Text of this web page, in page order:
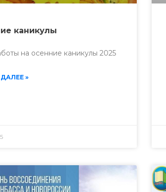
каникулы
на осенние каникулы 2025
»